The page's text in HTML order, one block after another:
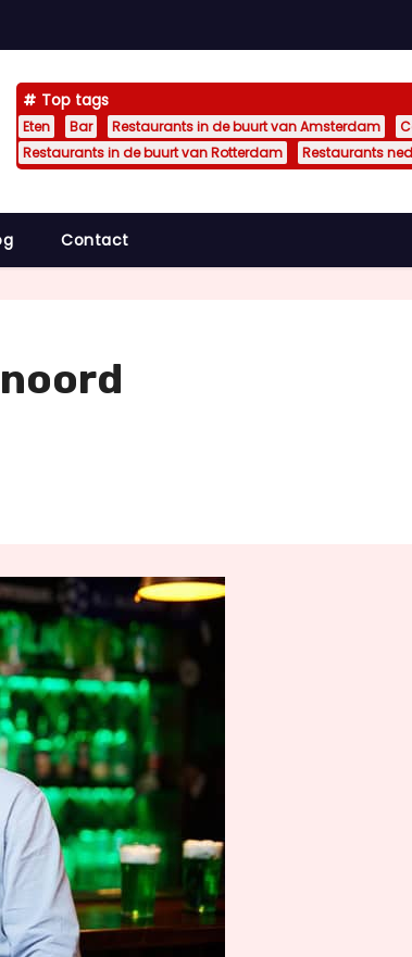
Top tags
Eten Bar Restaurants in de buurt van Amsterdam
Restaurants in de buurt van Rotterdam
Restaurants
Contact